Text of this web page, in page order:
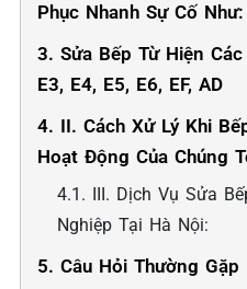
Phục Nhanh Sự Cố Như:
3. Sửa Bếp Từ Hiện
E3, E4, E5, E6, EF, AD
4. II. Cách Xử Lý Khi
Hoạt Động Của Chúng
4.1. III. Dịch Vụ Sửa
Nghiệp Tại Hà Nội:
5. Câu Hỏi Thường Gặp